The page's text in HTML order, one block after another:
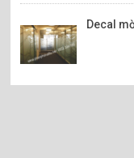
Decal